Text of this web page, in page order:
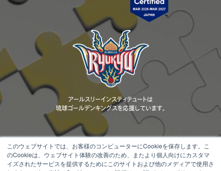
このウェブサイトでは、お客様のコンピューターにCookieを保存します。こ
のCookieは、ウェブサイト体験の改善のため、またより個人向けにカスタマ
イズされたサービスを提供するためにこのサイトおよび他のメディアで使用さ
アールスリーインスティテュートは
琉球ゴールデンキングスを応援しています。
当ウェブサイトに掲載されているコンテンツ（文章、画像、動画、ロゴ、デザ
イン等）の著作権は、当社または正当な権利者に帰属します。 無断転載・